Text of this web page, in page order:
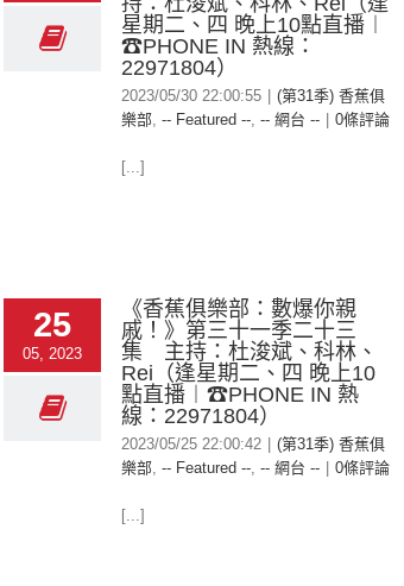
星期二、四 晚上10點直播︱
☎PHONE IN 熱線：
22971804）
2023/05/30 22:00:55
(第31季) 香蕉俱
樂部, -- Featured --, -- 網台 -- 0條評論
[...]
25
05, 2023
《香蕉俱樂部：數爆你親
戚！》第三十一季二十三
集 主持：杜浚斌、科林、
Rei（逢星期二、四 晚上10
點直播︱☎PHONE IN 熱
線：22971804）
2023/05/25 22:00:42
(第31季) 香蕉俱
樂部, -- Featured --, -- 網台 -- 0條評論
[...]